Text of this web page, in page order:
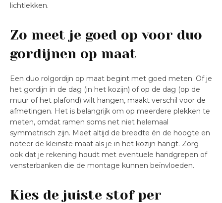
lichtlekken.
Zo meet je goed op voor duo
gordijnen op maat
Een duo rolgordijn op maat begint met goed meten. Of je
het gordijn in de dag (in het kozijn) of op de dag (op de
muur of het plafond) wilt hangen, maakt verschil voor de
afmetingen. Het is belangrijk om op meerdere plekken te
meten, omdat ramen soms net niet helemaal
symmetrisch zijn. Meet altijd de breedte én de hoogte en
noteer de kleinste maat als je in het kozijn hangt. Zorg
ook dat je rekening houdt met eventuele handgrepen of
vensterbanken die de montage kunnen beïnvloeden.
Kies de juiste stof per